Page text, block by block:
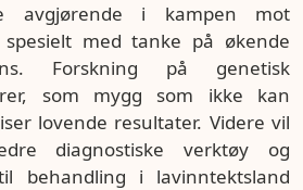
avgjørende i kampen mot
spesielt med tanke på økende
Forskning på genetisk
som mygg som ikke kan
lovende resultater. Videre vil
diagnostiske verktøy og
behandling i lavinntektsland